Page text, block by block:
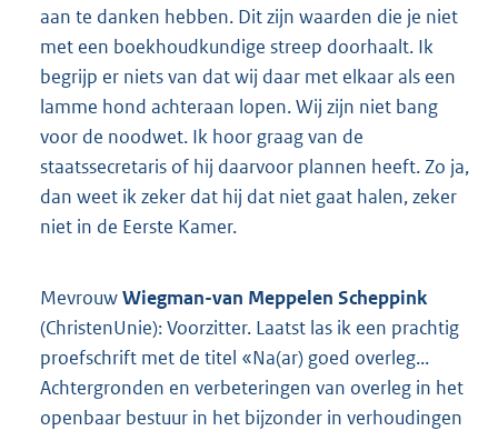
aan te danken hebben. Dit zijn waarden die je niet
met een boekhoudkundige streep doorhaalt. Ik
begrijp er niets van dat wij daar met elkaar als een
lamme hond achteraan lopen. Wij zijn niet bang
voor de noodwet. Ik hoor graag van de
staatssecretaris of hij daarvoor plannen heeft. Zo ja,
dan weet ik zeker dat hij dat niet gaat halen, zeker
niet in de Eerste Kamer.
MevrouwWiegman-van Meppelen Scheppink
(ChristenUnie): Voorzitter. Laatst las ik een prachtig
proefschrift met de titel «Na(ar) goed overleg...
Achtergronden en verbeteringen van overleg in het
openbaar bestuur in het bijzonder in verhoudingen